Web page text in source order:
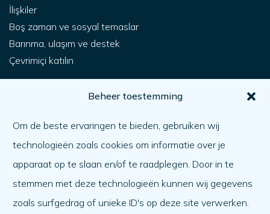
Beheer toestemming
Om de beste ervaringen te bieden, gebruiken wij
technologieën zoals cookies om informatie over je
apparaat op te slaan en/of te raadplegen. Door in te
stemmen met deze technologieën kunnen wij gegevens
zoals surfgedrag of unieke ID's op deze site verwerken.
İlişkiler
Boş zaman ve sosyal temaslar
Barınma, ulaşım ve destek
Çevrimiçi katılın
Ne var ne yok
Gündem
Hakkımızda